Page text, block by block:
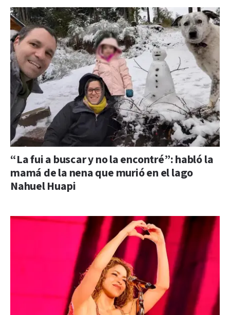
“La fui a buscar y no la encontré”: habló la
mamá de la nena que murió en el lago
Nahuel Huapi